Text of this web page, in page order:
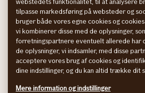
Tjek olien
Det er en god idé at give bilen
motoren kan have svært ved
på en tyk og gammel motorolie.
Det er en god idé at kombinere
webstedets funktionalitet, til at analysere
tilpasse markedsføring på websteder og
bruger både vores egne cookies og
vi kombinerer disse med de oplysninger,
forretningspartnere eventuelt allerede har
de oplysninger, vi indsamler, med disse
acceptere vores brug af cookies og
dine indstillinger, og du kan altid trække dit
Mere information og indstillinger